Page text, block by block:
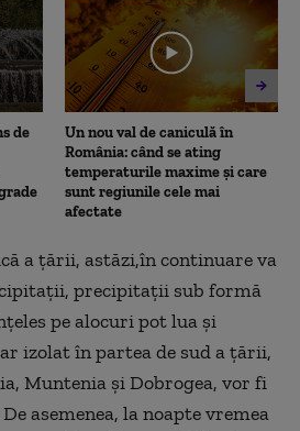
de
Un nou val de caniculă în
România: când se ating
temperaturile maxime și care
sunt regiunile cele mai
afectate
a țării, astăzi,în continuare va
precipitații sub formă
pe alocuri pot lua și
izolat în partea de sud a țării,
Muntenia și Dobrogea, vor fi
asemenea, la noapte vremea